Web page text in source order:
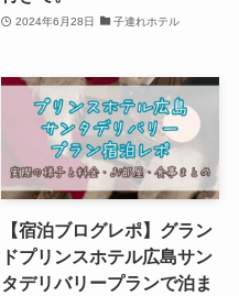
2024年6月28日 子連れホテル
【宿泊ブログレポ】グラン
ドプリンスホテル広島サン
タデリバリープランで泊ま